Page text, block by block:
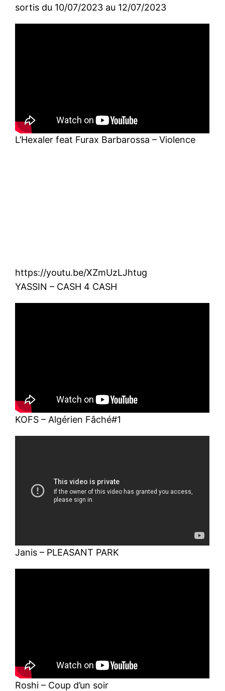
sortis du 10/07/2023 au 12/07/2023
L’Hexaler feat Furax Barbarossa – Violence
https://youtu.be/XZmUzLJhtug
YASSIN – CASH 4 CASH
KOFS – Algérien Fâché#1
Janis – PLEASANT PARK
Roshi – Coup d’un soir